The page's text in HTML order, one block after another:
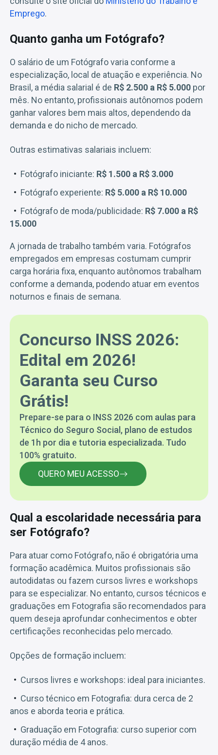
Emprego.
Quanto ganha um Fotógrafo?
O salário de um Fotógrafo varia conforme a
especialização, local de atuação e experiência. No
Brasil, a média salarial é de R$ 2.500 a R$ 5.000 por
mês. No entanto, profissionais autônomos podem
ganhar valores bem mais altos, dependendo da
demanda e do nicho de mercado.
Outras estimativas salariais incluem:
Fotógrafo iniciante: R$ 1.500 a R$ 3.000
Fotógrafo experiente: R$ 5.000 a R$ 10.000
Fotógrafo de moda/publicidade: R$ 7.000 a R$
15.000
A jornada de trabalho também varia. Fotógrafos
empregados em empresas costumam cumprir
carga horária fixa, enquanto autônomos trabalham
conforme a demanda, podendo atuar em eventos
noturnos e finais de semana.
Concurso INSS 2026:
Edital em 2026!
Garanta seu Curso
Grátis!
Prepare-se para o INSS 2026 com aulas para
Técnico do Seguro Social, plano de estudos
de 1h por dia e tutoria especializada. Tudo
100% gratuito.
QUERO MEU ACESSO
Qual a escolaridade necessária para
ser Fotógrafo?
Para atuar como Fotógrafo, não é obrigatória uma
formação acadêmica. Muitos profissionais são
autodidatas ou fazem cursos livres e workshops
para se especializar. No entanto, cursos técnicos e
graduações em Fotografia são recomendados para
quem deseja aprofundar conhecimentos e obter
certificações reconhecidas pelo mercado.
Opções de formação incluem:
Cursos livres e workshops: ideal para iniciantes.
Curso técnico em Fotografia: dura cerca de 2
anos e aborda teoria e prática.
Graduação em Fotografia: curso superior com
duração média de 4 anos.